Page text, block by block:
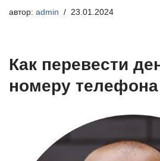
автор: admin 23.01.2024
Как перевести
номеру